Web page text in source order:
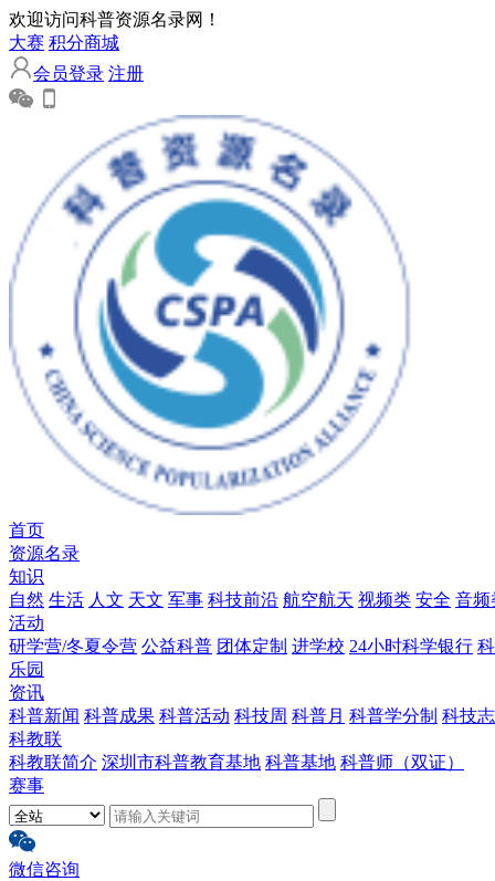
欢迎访问科普资源名录网！
大赛 积分商城
会员登录 注册
首页
资源名录
知识
自然 生活 人文 天文 军事 科技前沿 航空航天 视频类 安全 音频
活动
研学营/冬夏令营 公益科普 团体定制 进学校 24小时科学银行
乐园
资讯
科普新闻 科普成果 科普活动 科技周 科普月 科普学分制 科技
科教联
科教联简介 深圳市科普教育基地 科普基地 科普师（双证）
赛事
微信咨询